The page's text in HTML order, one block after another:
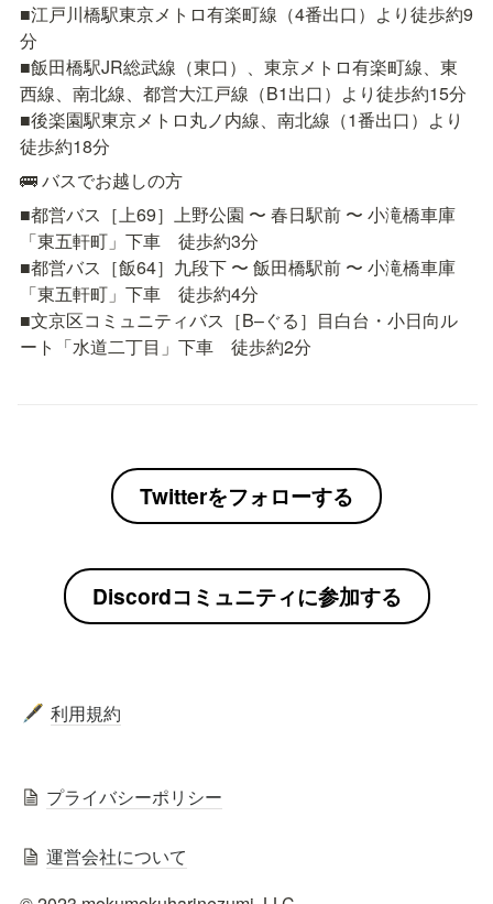
■江戸川橋駅東京メトロ有楽町線（4番出口）より徒歩約9
分
■飯田橋駅JR総武線（東口）、東京メトロ有楽町線、東
西線、南北線、都営大江戸線（B1出口）より徒歩約15分
■後楽園駅東京メトロ丸ノ内線、南北線（1番出口）より
徒歩約18分
🚌 バスでお越しの方
■都営バス［上69］上野公園 〜 春日駅前 〜 小滝橋車庫
「東五軒町」下車　徒歩約3分
■都営バス［飯64］九段下 〜 飯田橋駅前 〜 小滝橋車庫
「東五軒町」下車　徒歩約4分
■文京区コミュニティバス［B–ぐる］目白台・小日向ル
ート「水道二丁目」下車　徒歩約2分
Twitterをフォローする
Discordコミュニティに参加する
🖋️ 利用規約
プライバシーポリシー
運営会社について